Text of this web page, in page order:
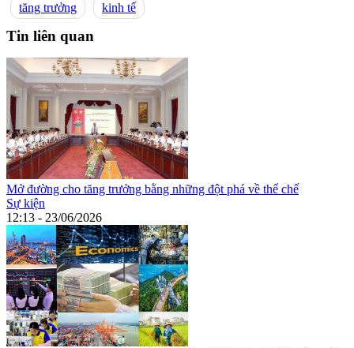
tăng trưởng
kinh tế
Tin liên quan
Mở đường cho tăng trưởng bằng những đột phá về thể chế
Sự kiện
12:13 - 23/06/2026